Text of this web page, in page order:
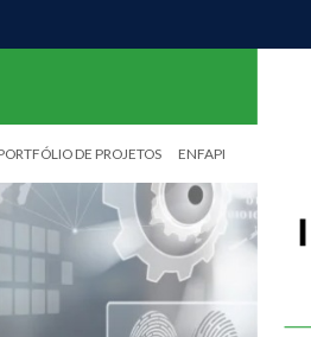
DE PROJETOS ENFAPI